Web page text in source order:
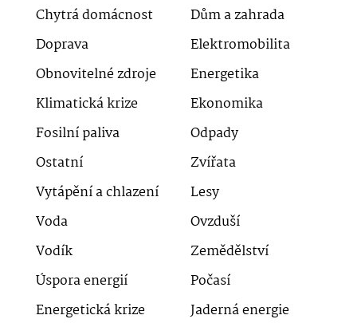
Chytrá domácnost
Dům a zahrada
Doprava
Elektromobilita
Obnovitelné zdroje
Energetika
Klimatická krize
Ekonomika
Fosilní paliva
Odpady
Ostatní
Zvířata
Vytápění a chlazení
Lesy
Voda
Ovzduší
Vodík
Zemědělství
Úspora energií
Počasí
Energetická krize
Jaderná energie